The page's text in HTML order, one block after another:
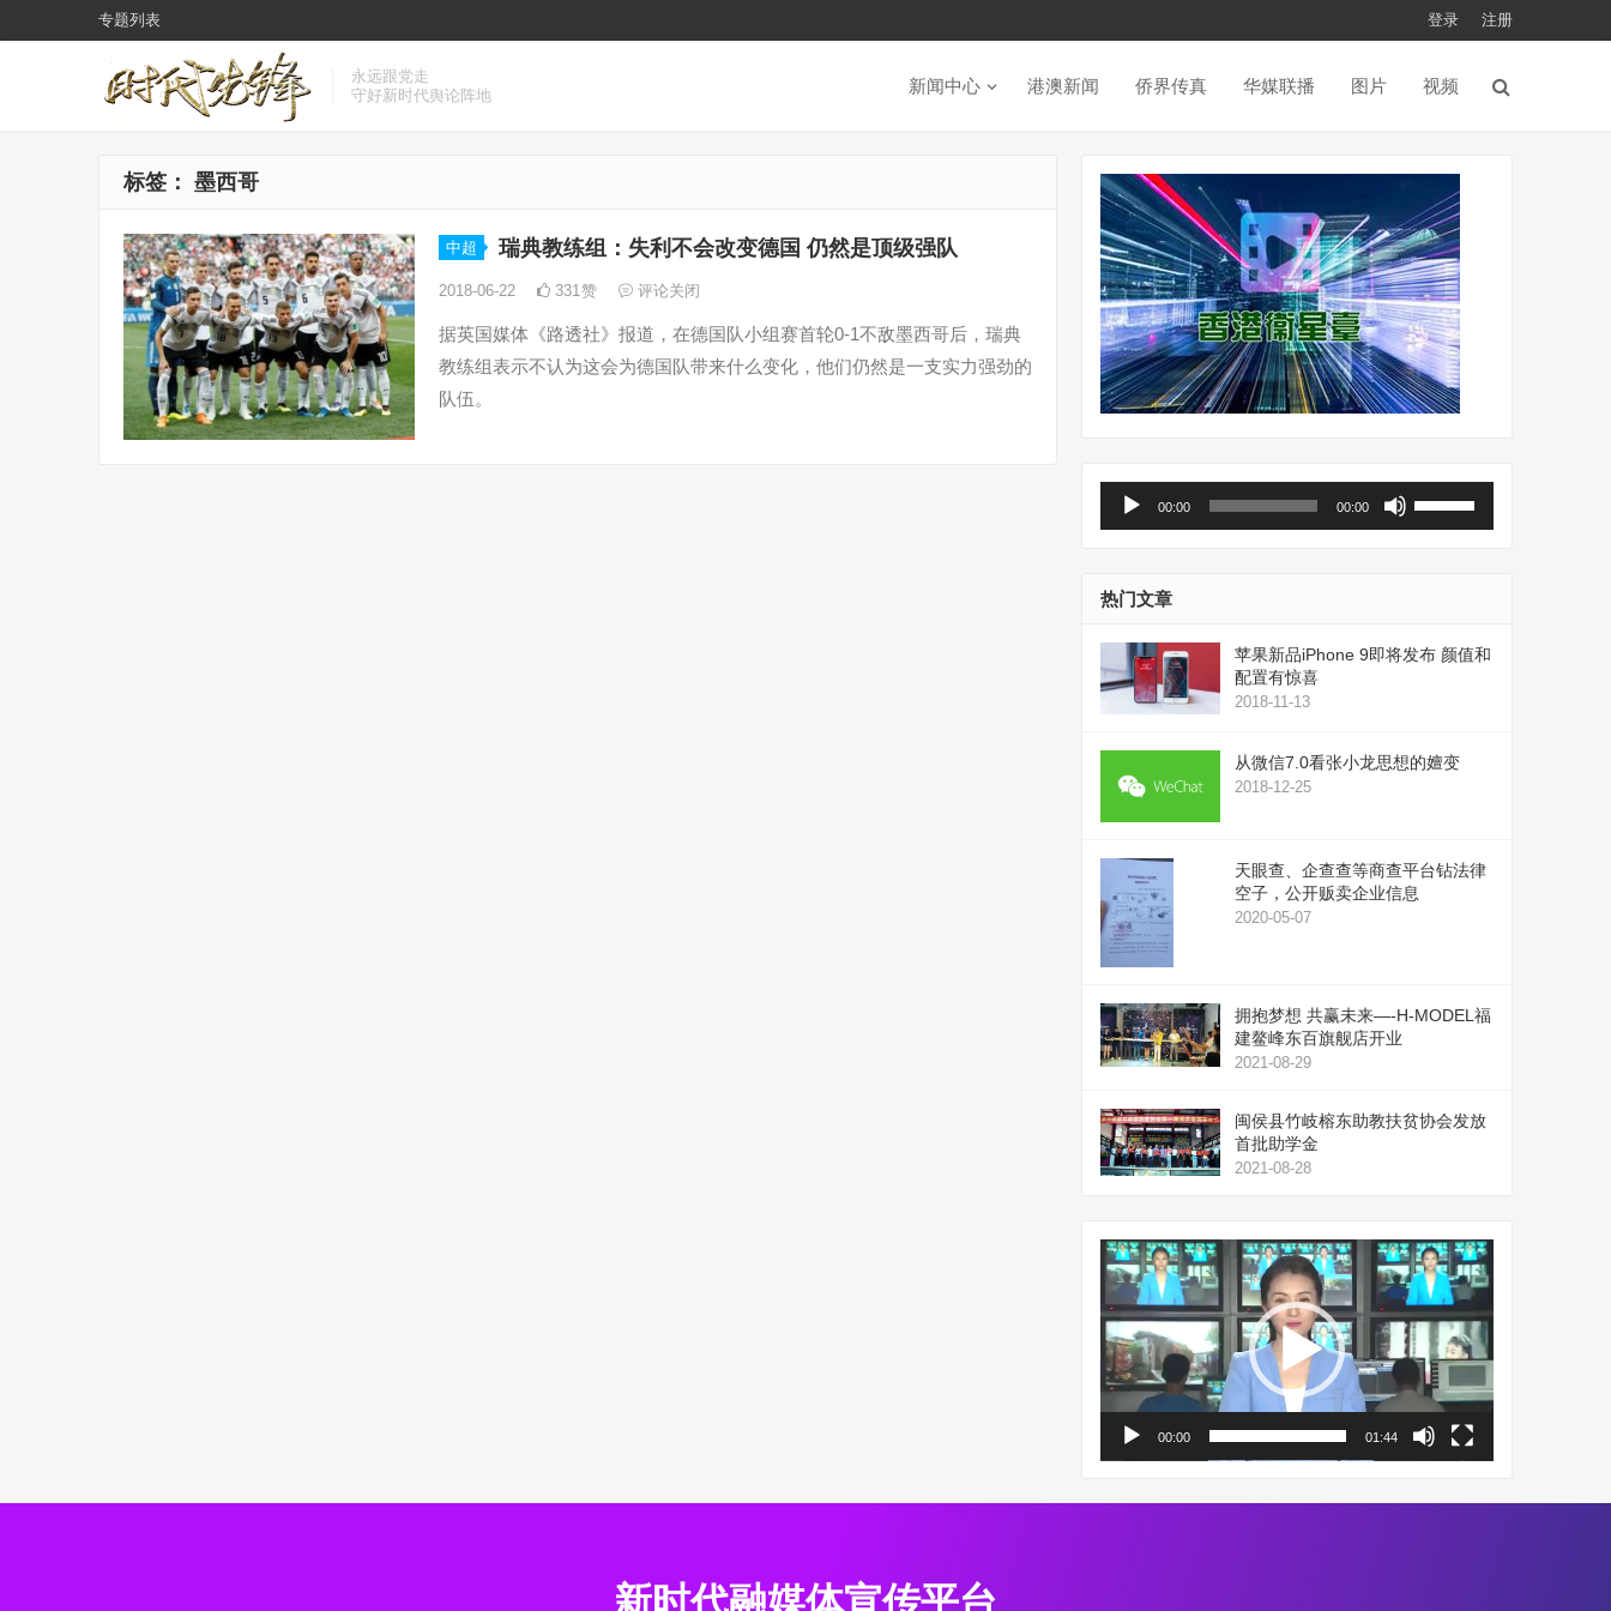
专题列表 登录 注册
永远跟党走
守好新时代舆论阵地
新闻中心 港澳新闻 侨界传真 华媒联播 图片 视频
标签： 墨西哥
中超 瑞典教练组：失利不会改变德国 仍然是顶级强队
2018-06-22 331赞 评论关闭
据英国媒体《路透社》报道，在德国队小组赛首轮0-1不敌墨西哥后，瑞典
教练组表示不认为这会为德国队带来什么变化，他们仍然是一支实力强劲的
队伍。
器
00:00 00:00
头
键
或
量。
热门文章
苹果新品iPhone 9即将发布 颜值和
配置有惊喜
2018-11-13
从微信7.0看张小龙思想的嬗变
2018-12-25
天眼查、企查查等商查平台钻法律
空子，公开贩卖企业信息
2020-05-07
拥抱梦想 共赢未来—-H-MODEL福
建鳌峰东百旗舰店开业
2021-08-29
闽侯县竹岐榕东助教扶贫协会发放
首批助学金
2021-08-28
视
频
播
放
器
00:00 01:44
新时代融媒体宣传平台